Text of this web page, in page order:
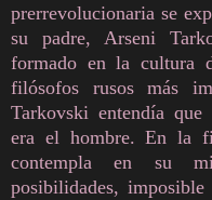
prerrevolucionaria se
su padre, Arseni
formado en la cultura
filósofos rusos más
Tarkovski entendía
era el hombre. En la
contempla en su
posibilidades,